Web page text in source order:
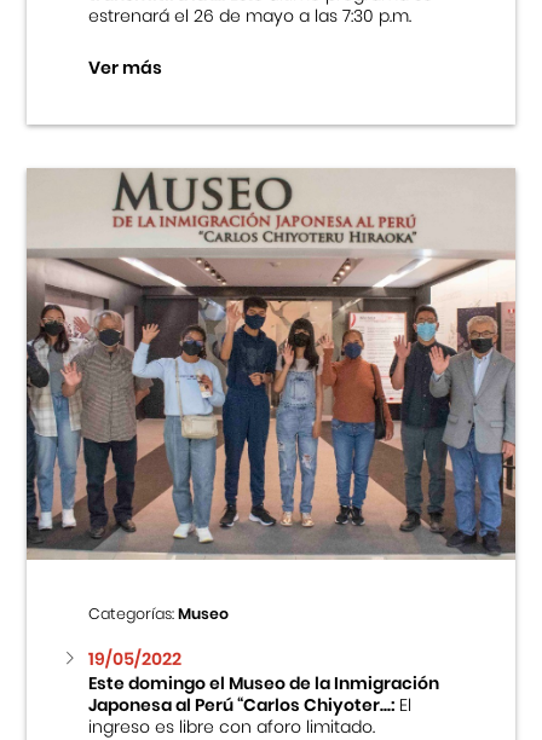
estrenará el 26 de mayo a las 7:30 p.m.
Ver más
Categorías:Museo
19/05/2022
Este domingo el Museo de la Inmigración
Japonesa al Perú “Carlos Chiyoter...:El
ingreso es libre con aforo limitado.